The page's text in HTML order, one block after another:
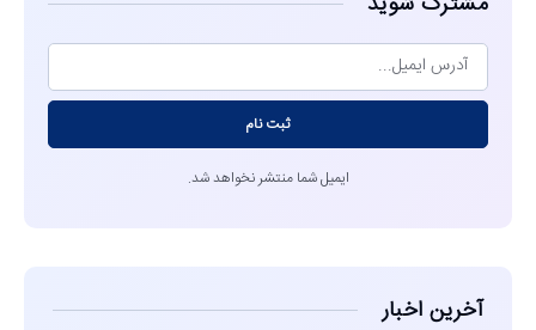
ثبت نام
ایمیل شما منتشر نخواهد شد.
آخرین اخبار